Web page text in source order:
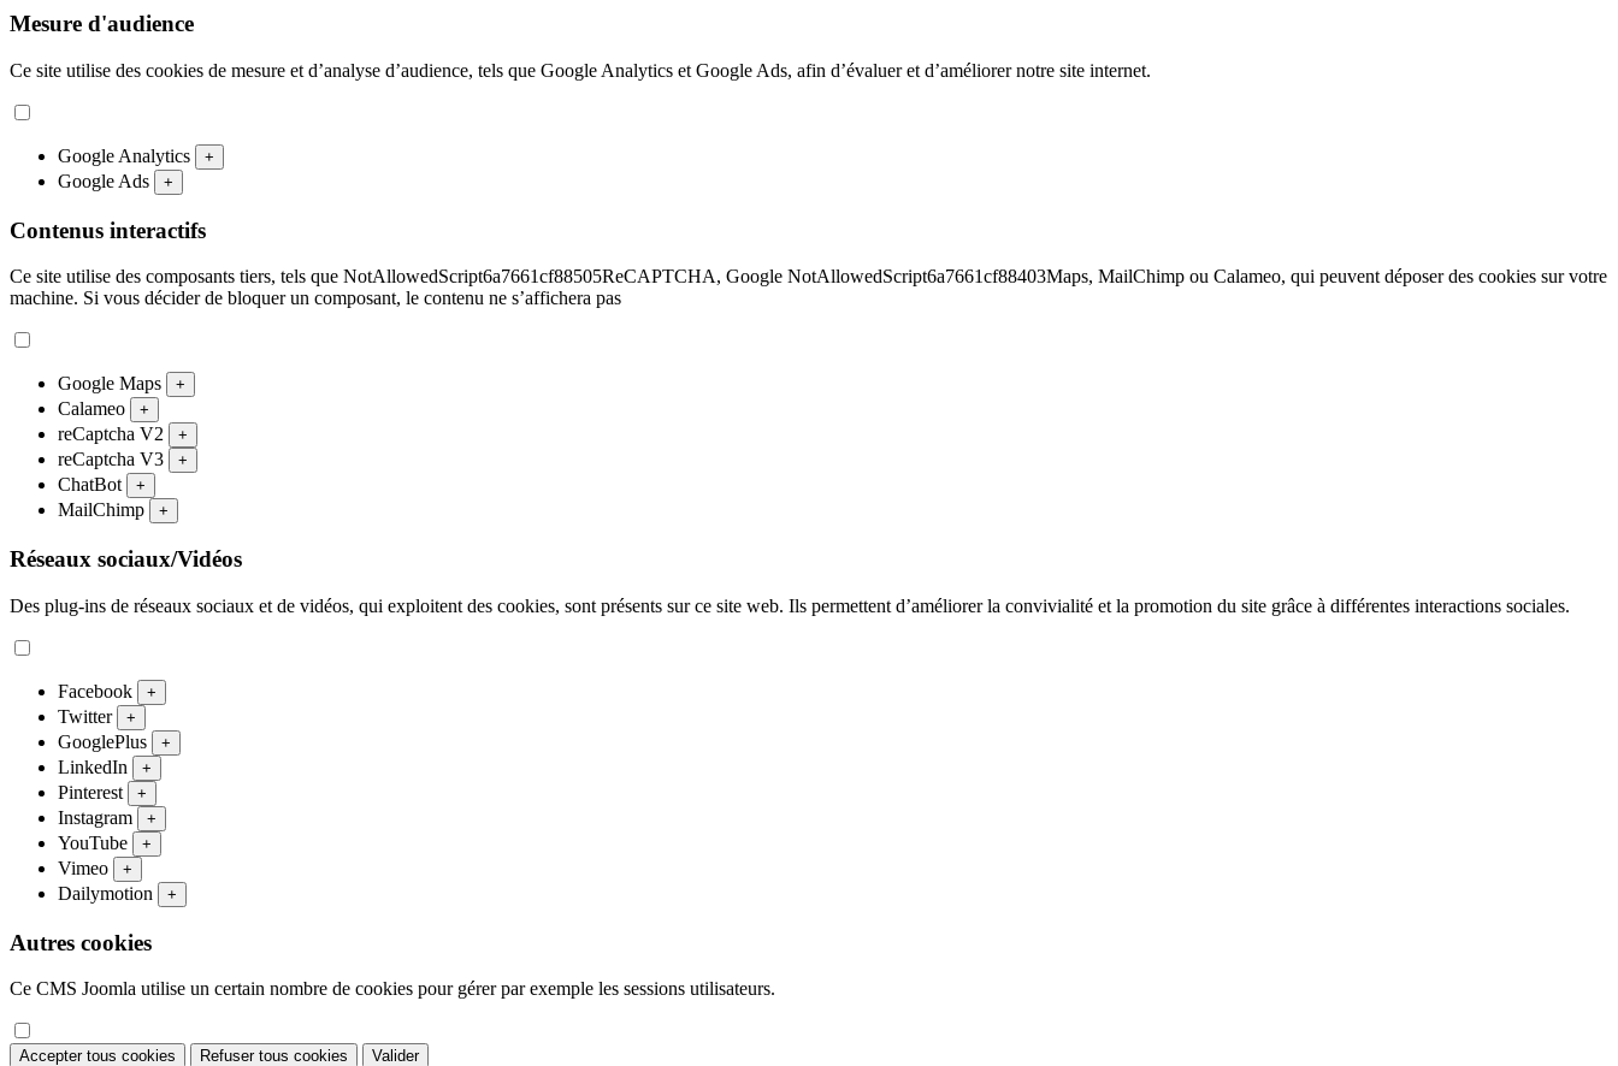
Mesure d'audience
Ce site utilise des cookies de mesure et d’analyse d’audience, tels que Google Analytics et Google Ads, afin d’évaluer et d’améliorer notre site internet.
Google Analytics +
Google Ads +
Contenus interactifs
Ce site utilise des composants tiers, tels que NotAllowedScript6a7661cf88505ReCAPTCHA, Google NotAllowedScript6a7661cf88403Maps, MailChimp ou Calameo, qui peuvent déposer des cookies sur votre
machine. Si vous décider de bloquer un composant, le contenu ne s’affichera pas
Google Maps +
Calameo +
reCaptcha V2 +
reCaptcha V3 +
ChatBot +
MailChimp +
Réseaux sociaux/Vidéos
Des plug-ins de réseaux sociaux et de vidéos, qui exploitent des cookies, sont présents sur ce site web. Ils permettent d’améliorer la convivialité et la promotion du site grâce à différentes interactions sociales.
Facebook +
Twitter +
GooglePlus +
LinkedIn +
Pinterest +
Instagram +
YouTube +
Vimeo +
Dailymotion +
Autres cookies
Ce CMS Joomla utilise un certain nombre de cookies pour gérer par exemple les sessions utilisateurs.
Accepter tous cookies Refuser tous cookies Valider